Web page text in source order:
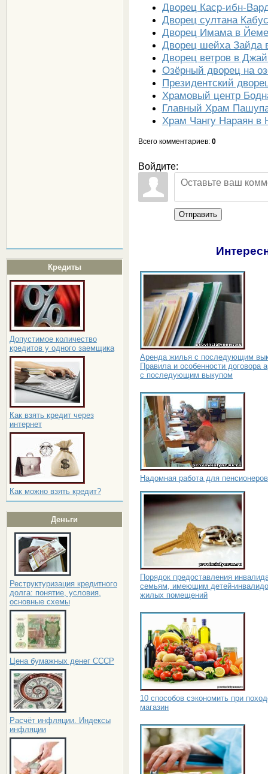
Кредиты
Допустимое количество
кредитов у одного заемщика
Как взять кредит через
интернет
Как можно взять кредит?
Деньги
Реструктуризация кредитного
долга: понятие, условия,
основные схемы
Цена бумажных денег СССР
Расчёт инфляции. Индексы
инфляции
Дворец Каср-ибн-
Дворец султана
Дворец Имама в
Дворец шейха Зайда
Дворец ветров в
Озёрный дворец на
Президентский
Храмовый центр
Главный Храм
Храм Чангу Нараян в
Всего комментариев: 0
Войдите:
Отправить
Аренда жилья с последующим
Правила и особенности договора
с последующим выкупом
Надомная работа для пенсионеров
Порядок предоставления
семьям, имеющим детей-
жилых помещений
10 способов сэкономить при
магазин